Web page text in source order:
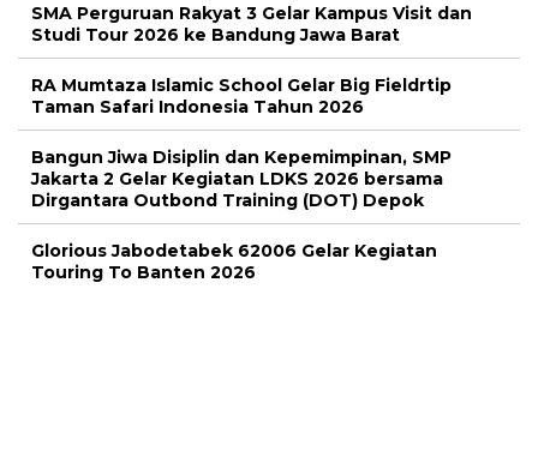
SMA Perguruan Rakyat 3 Gelar Kampus Visit dan
Studi Tour 2026 ke Bandung Jawa Barat
RA Mumtaza Islamic School Gelar Big Fieldrtip
Taman Safari Indonesia Tahun 2026
Bangun Jiwa Disiplin dan Kepemimpinan, SMP
Jakarta 2 Gelar Kegiatan LDKS 2026 bersama
Dirgantara Outbond Training (DOT) Depok
Glorious Jabodetabek 62006 Gelar Kegiatan
Touring To Banten 2026